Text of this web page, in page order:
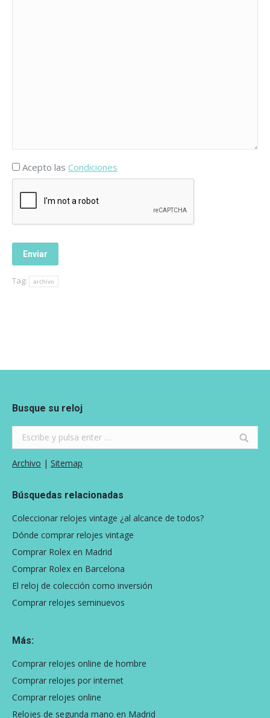
Acepto las Condiciones
Tag: archivo
Busque su reloj
Archivo | Sitemap
Búsquedas relacionadas
Coleccionar relojes vintage ¿al alcance de todos?
Dónde comprar relojes vintage
Comprar Rolex en Madrid
Comprar Rolex en Barcelona
El reloj de colección como inversión
Comprar relojes seminuevos
Más:
Comprar relojes online de hombre
Comprar relojes por internet
Comprar relojes online
Relojes de segunda mano en Madrid